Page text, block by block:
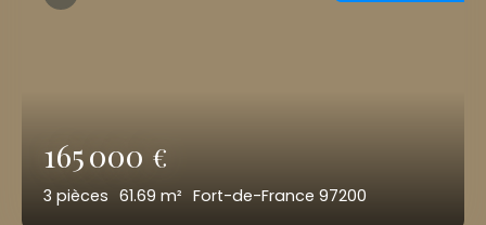
165 000 €
3 pièces 61.69 m² Fort-de-France 97200